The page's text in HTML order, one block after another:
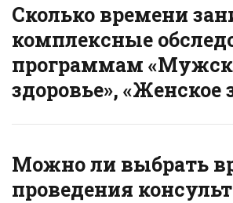
Сколько времени
комплексные
программам
здоровье», «Женское
Можно ли выбрать
проведения